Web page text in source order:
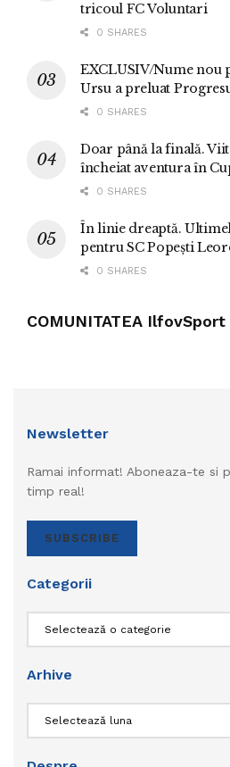
tricoul FC Voluntari
0 SHARES
EXCLUSIV/Nume nou
Ursu a preluat
0 SHARES
Doar până la finală.
încheiat aventura în
0 SHARES
În linie dreaptă.
pentru SC Popești
0 SHARES
COMUNITATEA IlfovSport
Newsletter
Ramai informat! Aboneaza-te si
timp real!
SUBSCRIBE
Categorii
Arhive